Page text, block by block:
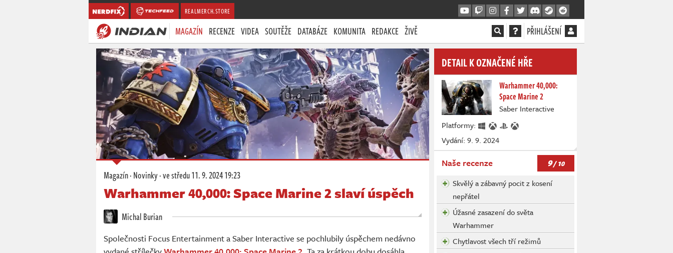
REALMERCH.STORE
MAGAZÍN RECENZE VIDEA SOUTĚŽE DATABÁZE KOMUNITA REDAKCE ŽIVĚ PŘIHLÁŠENÍ
Magazín·Novinky·ve středu11. 9. 2024 19:23
Warhammer 40,000: Space Marine 2 slaví úspěch
Michal Burian
Společnosti Focus Entertainment a Saber Interactive se pochlubily úspěchem nedávno
DETAIL K OZNAČENÉ HŘE
Warhammer 40,000:
Space Marine 2
Saber Interactive
Platformy:
Vydání: 9. 9. 2024
Naše recenze 9/ 10
Skvělý a zábavný pocit z kosení
nepřátel
Úžasné zasazení do světa
Warhammer
Chytlavost všech tří režimů